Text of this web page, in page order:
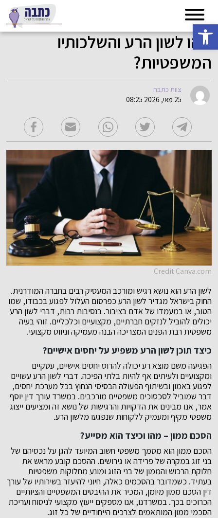
פתח סרגל נגישות
מהו לשון הרע והשלכותיו
המשפטיות?
צוות כתבה
25 מאי, 2026 08:25
Credit Canva.com
לשון הרע הוא נושא רגיש ומורכב המעסיק רבים בחברה המודרנית.
החוק בישראל מגדיר לשון הרע כפרסום העלול לפגוע בכבודו, שמו
הטוב, או במעמדו של אדם בציבור. בנסיבות רבות, דברי לשון הרע
יכולים להוביל לנזקים חברתיים, מקצועיים וכלכליים. זוהי בעיה
משפטית רבת הפנים המצריכה הבנה מעמיקה וניווט מקצועי.
כיצד תוכן לשון הרע משפיע על יחסים אישיים?
הפגיעה משם מוצא רע יכולה להרוס יחסים אישיים, עסקיים
ומקצועיים ולעיתים אף להיות בלתי הפיכה. דברי לשון הרע עשויים
לפגוע באמון ובשיתוף הפעולה הבסיסי הנחוץ בכל מערכת יחסים,
דבר שמוביל לסכסוכים משפטיים מורכבים. במשרד עורך דין יוסף
אמר, אנו מבינים את הדקויות והרגישות של נושא זה ומציעים ייצוג
משפטי מקיף ומעמיק ללקוחות שנפגעו מלשון הרע.
הסכם ממון – מהו וכיצד הוא מסייע?
הסכם ממון הוא מסמך משפטי חשוב המיועד להגן על נכסיהם של
בני זוג במקרה של פרידה או גירושים. ההסכם קובע מראש את
חלוקת הרכוש והממון של בני הזוג ומונע מחלוקות משפטיות
בעתיד. כשמדובר בהסכמים כאלה, חיוני להיעזר בשירותיו של עורך
דין הסכם ממון מיומן, המכיר את ההיבטים המשפטיים והציותיים
הכרוכים בכך. במשרדנו, אנו מספקים ייעוץ מקצועי לניסוח ועריכת
הסכמי ממון המותאמים לצרכים הייחודיים של כל זוג.